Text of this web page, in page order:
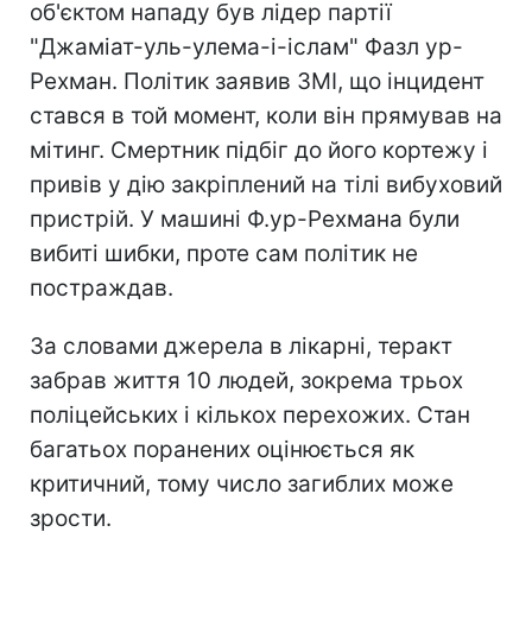
об'єктом нападу був лідер партії
"Джаміат-уль-улема-і-іслам" Фазл ур-
Рехман. Політик заявив ЗМІ, що інцидент
стався в той момент, коли він прямував на
мітинг. Смертник підбіг до його кортежу і
привів у дію закріплений на тілі вибуховий
пристрій. У машині Ф.ур-Рехмана були
вибиті шибки, проте сам політик не
постраждав.
За словами джерела в лікарні, теракт
забрав життя 10 людей, зокрема трьох
поліцейських і кількох перехожих. Стан
багатьох поранених оцінюється як
критичний, тому число загиблих може
зрости.